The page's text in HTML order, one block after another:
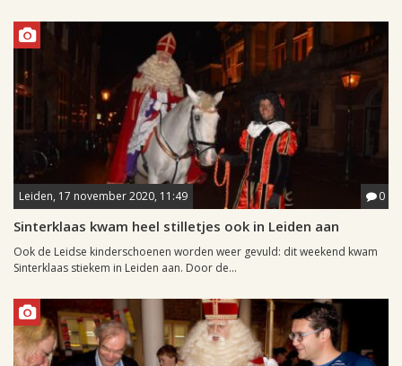
Leiden, 17 november 2020, 11:49 0
Sinterklaas kwam heel stilletjes ook in Leiden aan
Ook de Leidse kinderschoenen worden weer gevuld: dit weekend kwam
Sinterklaas stiekem in Leiden aan. Door de...